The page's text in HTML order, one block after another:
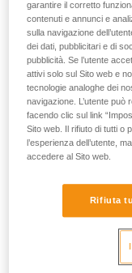
I vantaggi:
• Rapidità e facilità
• Bloccaggio
Gli svantaggi:
• Sbloccaggio della
nel moschettone.
SICUREZZA
garantire il corretto
contenuti e annunci e
sulla navigazione
dei dati, pubblicitari e di
pubblicità. Se l’utente
attivi solo sul Sito web e
tecnologie analoghe dei
navigazione. L’utente
facendo clic sul link
Sito web. Il rifiuto di tutti o
l’esperienza dell’utente,
accedere al Sito web.
Rifiuta